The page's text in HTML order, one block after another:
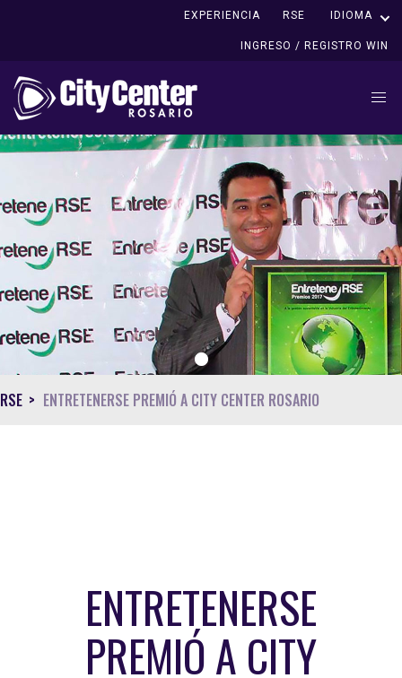
EXPERIENCIA RSE IDIOMA
INGRESO / REGISTRO WIN
1
RSE ENTRETENERSE PREMIÓ A CITY CENTER ROSARIO
ENTRETENERSE
PREMIÓ A CITY